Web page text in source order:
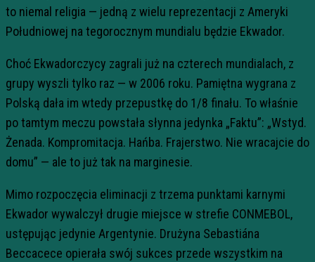
to niemal religia — jedną z wielu reprezentacji z Ameryki
Południowej na tegorocznym mundialu będzie Ekwador.
Choć Ekwadorczycy zagrali już na czterech mundialach, z
grupy wyszli tylko raz — w 2006 roku. Pamiętna wygrana z
Polską dała im wtedy przepustkę do 1/8 finału. To właśnie
po tamtym meczu powstała słynna jedynka „Faktu”: „Wstyd.
Żenada. Kompromitacja. Hańba. Frajerstwo. Nie wracajcie do
domu” — ale to już tak na marginesie.
Mimo rozpoczęcia eliminacji z trzema punktami karnymi
Ekwador wywalczył drugie miejsce w strefie CONMEBOL,
ustępując jedynie Argentynie. Drużyna Sebastiána
Beccacece opierała swój sukces przede wszystkim na